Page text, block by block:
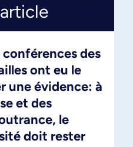
conférences des
ont eu le
une évidence: à
et des
le
doit rester